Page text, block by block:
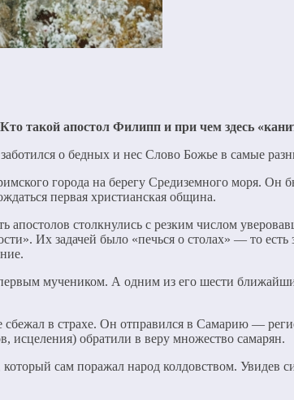
Кто такой апостол Филипп и при чем здесь
о бедных и нес Слово Божье в самые
города на берегу Средиземного моря. Он
первая христианская община.
апостолов столкнулись с резким числом
Их задачей было «печься о столах» — то
мучеником. А одним из его шести
в страхе. Он отправился в Самарию —
исцеления) обратили в веру множество самарян.
сам поражал народ колдовством. Увидев